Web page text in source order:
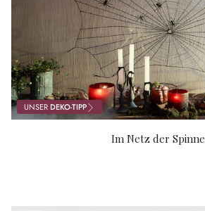
UNSERDEKO-TIPP
Im Netz der Spinne